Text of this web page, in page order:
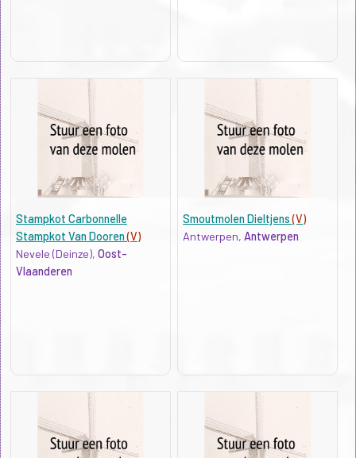
Stampkot Carbonnelle
Stampkot Van Dooren(V)
Nevele (Deinze), Oost-
Vlaanderen
Smoutmolen Dieltjens(V)
Antwerpen,Antwerpen